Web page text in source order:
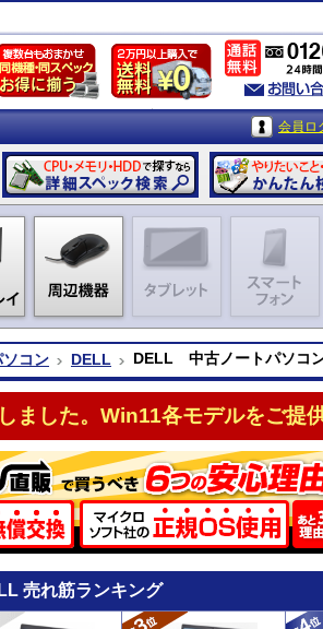
会員ロ
コン DELL DELL 中古ノートパソコ
ました。Win11各モデルをご提
売れ筋ランキング